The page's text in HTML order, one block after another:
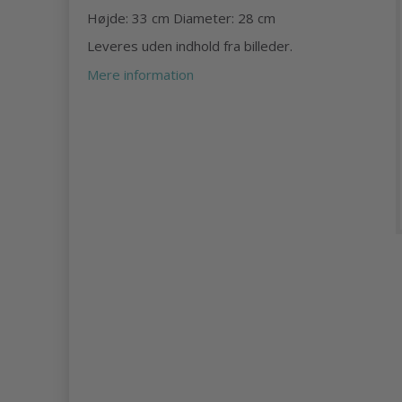
Højde: 33 cm Diameter: 28 cm
Leveres uden indhold fra billeder.
Mere information